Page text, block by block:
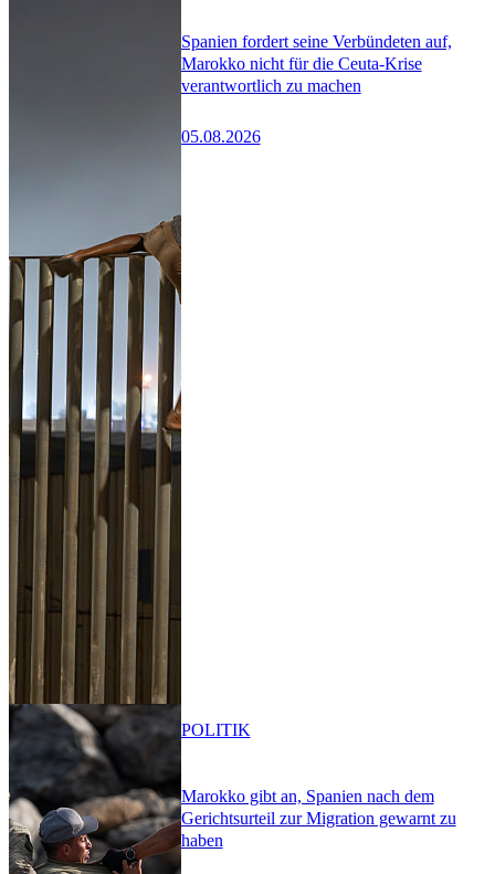
Spanien fordert seine Verbündeten auf,
Marokko nicht für die Ceuta-Krise
verantwortlich zu machen
05.08.2026
Marokko gibt an, Spanien nach dem
Gerichtsurteil zur Migration gewarnt zu
haben
POLITIK